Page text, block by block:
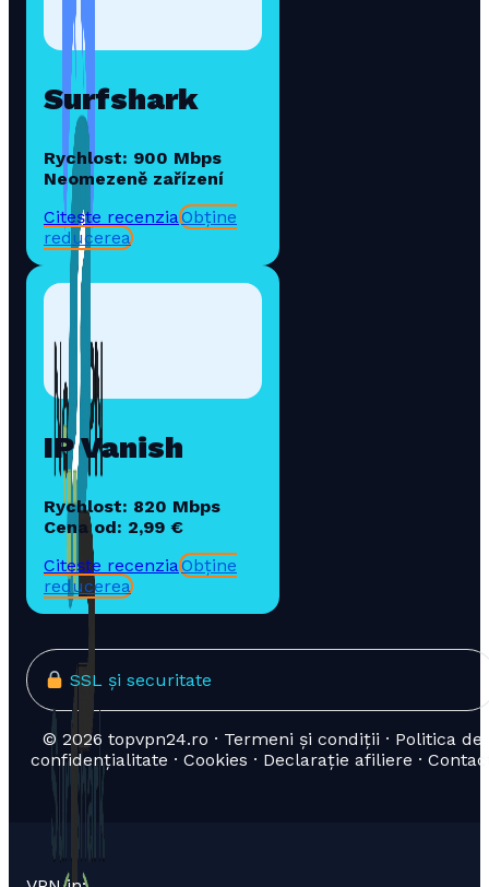
Surfshark
Rychlost: 900 Mbps
Neomezeně zařízení
Citește recenziaObține
reducerea
IP Vanish
Rychlost: 820 Mbps
Cena od: 2,99 €
Citește recenziaObține
reducerea
SSL și securitate
© 2026 topvpn24.ro · Termeni și condiții · Politica de
confidențialitate · Cookies · Declarație afiliere ·